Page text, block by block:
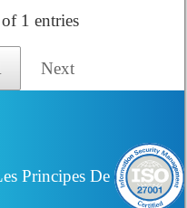
1 entries
Next
Principes De